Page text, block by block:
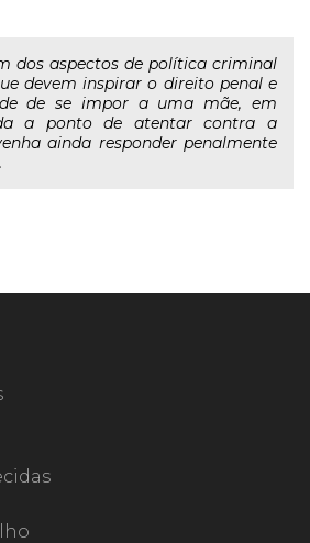
dos aspectos de política criminal
devem inspirar o direito penal e
de se impor a uma mãe, em
a ponto de atentar contra a
ainda responder penalmente